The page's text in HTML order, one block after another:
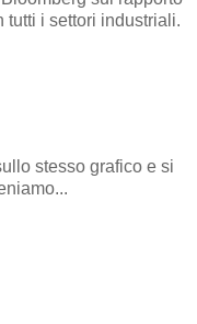
tutti i settori industriali.
stesso grafico e si